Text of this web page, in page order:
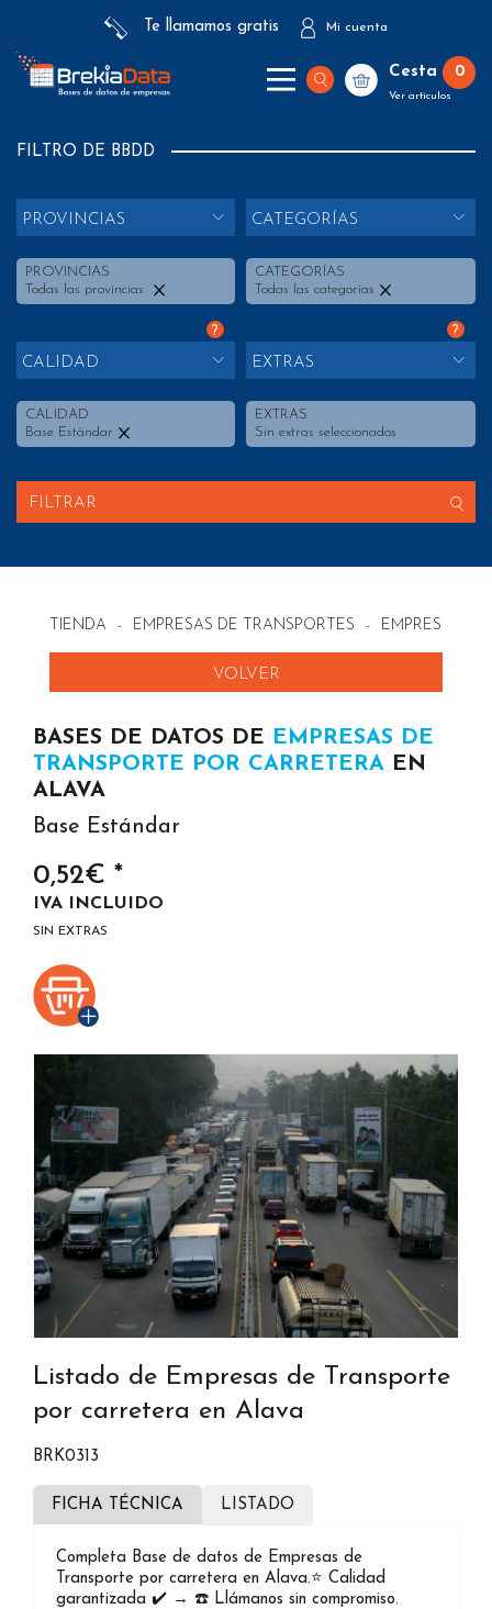
Te llamamos gratis Mi cuenta
Cesta 0
Ver artículos
FILTRO DE BBDD
PROVINCIAS
PROVINCIAS
Todas las provincias
CATEGORÍAS
CATEGORÍAS
Todas las categorías
?
CALIDAD
CALIDAD
Base Estándar
?
EXTRAS
EXTRAS
Sin extras seleccionados
FILTRAR
TIENDA - EMPRESAS DE TRANSPORTES - EMPRESAS
VOLVER
BASES DE DATOS DE EMPRESAS DE
TRANSPORTE POR CARRETERA EN
ALAVA
Base Estándar
0,52€ *
IVA INCLUIDO
SIN EXTRAS
Listado de Empresas de Transporte
por carretera en Alava
BRK0313
FICHA TÉCNICA LISTADO
Completa Base de datos de Empresas de
Transporte por carretera en Alava.⭐️ Calidad
garantizada ✔️ → ☎️ Llámanos sin compromiso.